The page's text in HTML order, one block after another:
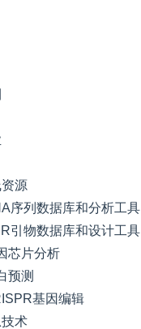
源
序列数据库和分析工具
引物数据库和设计工具
芯片分析
预测
基因编辑
术